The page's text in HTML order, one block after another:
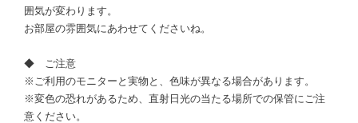
囲気が変わります。
お部屋の雰囲気にあわせてくださいね。
◆ ご注意
※ご利用のモニターと実物と、色味が異なる場合があります。
※変色の恐れがあるため、直射日光の当たる場所での保管にご注
意ください。